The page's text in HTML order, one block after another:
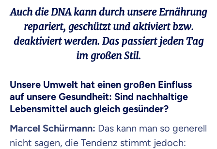
Auch die DNA kann durch unsere Ernährung
repariert, geschützt und aktiviert bzw.
deaktiviert werden. Das passiert jeden Tag
im großen Stil.
Unsere Umwelt hat einen großen Einfluss
auf unsere Gesundheit: Sind nachhaltige
Lebensmittel auch gleich gesünder?
Marcel Schürmann: Das kann man so generell
nicht sagen, die Tendenz stimmt jedoch: